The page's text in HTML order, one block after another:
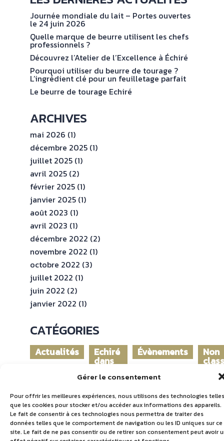
Gérer le consentement
Pour offrir les meilleures expériences, nous utilisons des technologies telles
que les cookies pour stocker et/ou accéder aux informations des appareils.
Le fait de consentir à ces technologies nous permettra de traiter des
données telles que le comportement de navigation ou les ID uniques sur ce
site. Le fait de ne pas consentir ou de retirer son consentement peut avoir
NOS
ENGAGEMENTS
ESPACE
PROFESSIONNEL
CONTACT
Journée mondiale du lait – Portes ouvertes
le 24 juin 2026
Quelle marque de beurre utilisent les chefs
professionnels ?
Découvrez l’Atelier de l’Excellence à Échiré
Pourquoi utiliser du beurre de tourage ?
L’ingrédient clé pour un feuilletage parfait
Le beurre de tourage Echiré
ARCHIVES
mai 2026 (1)
décembre 2025 (1)
juillet 2025 (1)
avril 2025 (2)
février 2025 (1)
janvier 2025 (1)
août 2023 (1)
avril 2023 (1)
décembre 2022 (2)
novembre 2022 (1)
octobre 2022 (3)
juillet 2022 (1)
juin 2022 (2)
janvier 2022 (1)
CATÉGORIES
Actualités Echiré
dans
monde
Évènements Non